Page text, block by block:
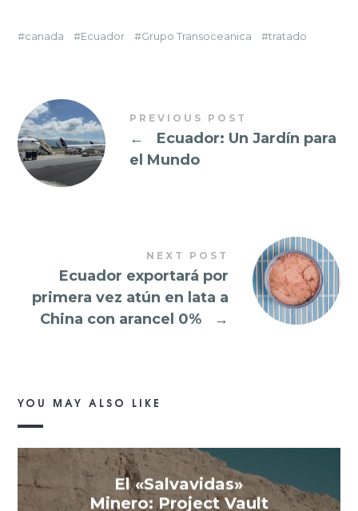
canada Ecuador Grupo Transoceanica tratado
PREVIOUS POST
←
Ecuador: Un Jardín para
el Mundo
NEXT POST
Ecuador exportará por
primera vez atún en lata a
China con arancel 0%
→
YOU MAY ALSO LIKE
El «Salvavidas»
Minero: Project Vault